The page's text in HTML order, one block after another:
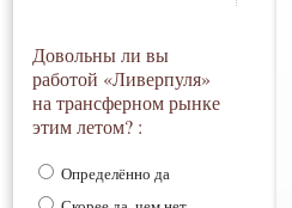
Довольны ли вы
работой «Ливерпуля»
на трансферном рынке
этим летом? :
Определённо да